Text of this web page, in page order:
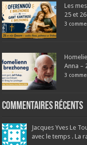
Les
25 et
3
Anna –
3
Commentaires récents
Jacques Yves Le
avec le temps . La